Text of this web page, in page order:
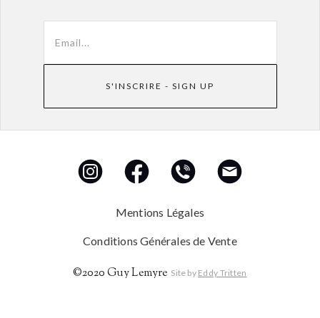
Mentions Légales
Conditions Générales de Vente
©2020 Guy Lemyre Site by Eddy Tritten